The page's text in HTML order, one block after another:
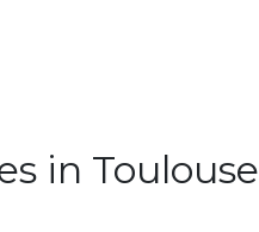
in Toulouse